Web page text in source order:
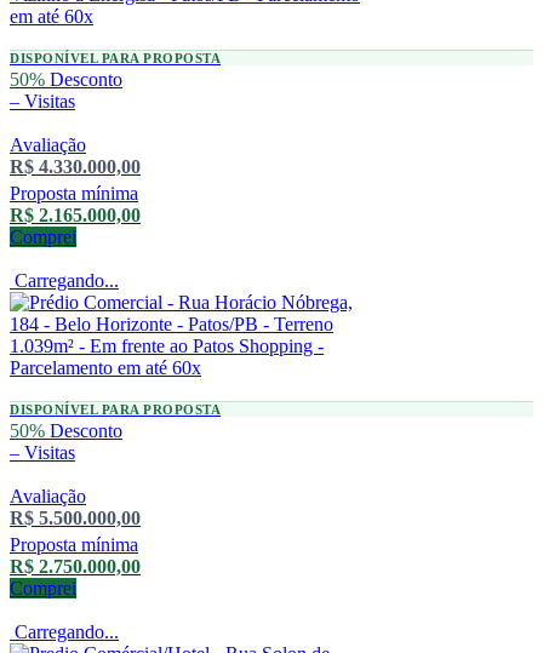
DISPONÍVEL PARA PROPOSTA
50% Desconto
– Visitas
Avaliação
R$ 4.330.000,00
Proposta mínima
R$ 2.165.000,00
Comprei
Carregando...
DISPONÍVEL PARA PROPOSTA
50% Desconto
– Visitas
Avaliação
R$ 5.500.000,00
Proposta mínima
R$ 2.750.000,00
Comprei
Carregando...